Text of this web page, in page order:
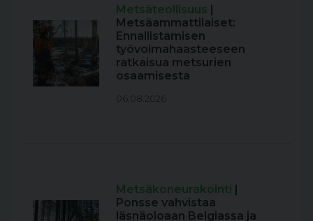
Metsäteollisuus |
Metsäammattilaiset:
Ennallistamisen
työvoimahaasteeseen
ratkaisua metsurien
osaamisesta
06.08.2026
Metsäkoneurakointi |
Ponsse vahvistaa
läsnäoloaan Belgiassa ja